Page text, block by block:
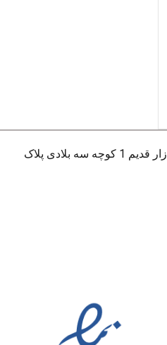
بوشهر دهدشتی کوچه بازار قدیم 1 کوچه سه بلادی پلاک